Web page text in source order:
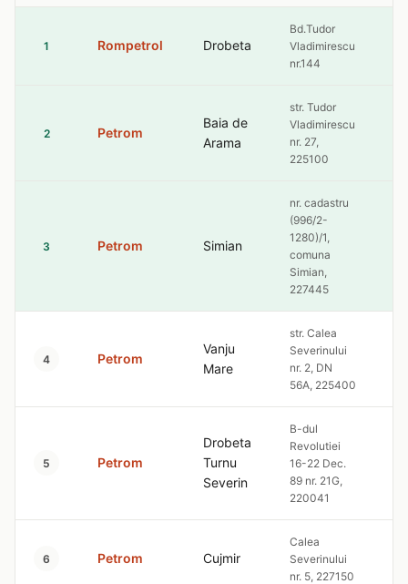
1 Rompetrol Drobeta
Bd.Tudor
Vladimirescu
nr.144
2 Petrom
Baia de
Arama
str. Tudor
Vladimirescu
nr. 27,
225100
3 Petrom Simian
nr. cadastru
(996/2-
1280)/1,
comuna
Simian,
227445
4 Petrom
Vanju
Mare
str. Calea
Severinului
nr. 2, DN
56A, 225400
5 Petrom
Drobeta
Turnu
Severin
B-dul
Revolutiei
16-22 Dec.
89 nr. 21G,
220041
6 Petrom Cujmir
Calea
Severinului
nr. 5, 227150